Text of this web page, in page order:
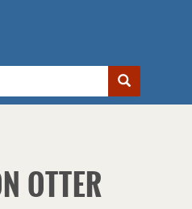
OTTER